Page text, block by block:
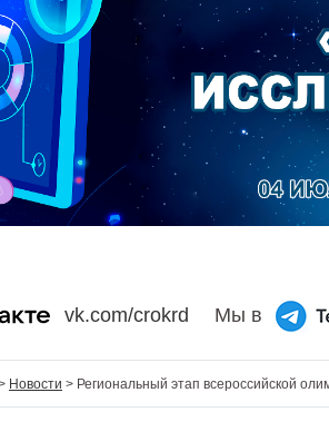
vk.com/crokrd Мы в
Новости > Региональный этап всероссийской